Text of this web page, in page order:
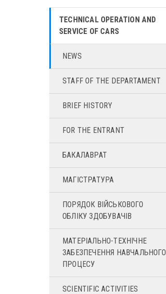
TECHNICAL OPERATION AND
SERVICE OF CARS
NEWS
STAFF OF THE DEPARTAMENT
BRIEF HISTORY
FOR THE ENTRANT
БАКАЛАВРАТ
МАГІСТРАТУРА
ПОРЯДОК ВІЙСЬКОВОГО
ОБЛІКУ ЗДОБУВАЧІВ
МАТЕРІАЛЬНО-ТЕХНІЧНЕ
ЗАБЕЗПЕЧЕННЯ НАВЧАЛЬНОГО
ПРОЦЕСУ
SCIENTIFIC ACTIVITIES